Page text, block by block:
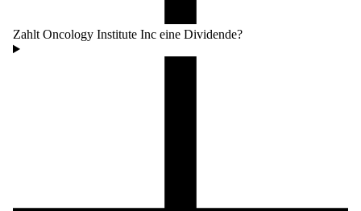
Zahlt Oncology Institute Inc eine Dividende?